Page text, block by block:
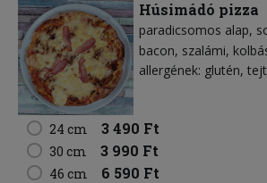
Húsimádó pizza
paradicsomos alap
bacon szalámi
allergének: glutén,
24 cm 3 490 Ft
30 cm 3 990 Ft
46 cm 6 590 Ft